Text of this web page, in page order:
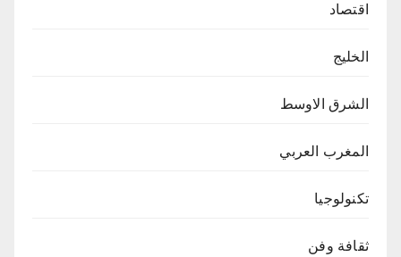
اقتصاد
الخليج
الشرق الاوسط
المغرب العربي
تكنولوجيا
ثقافة وفن